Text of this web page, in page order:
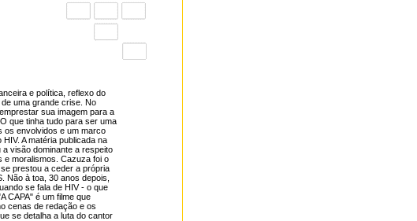
e política, reflexo do
uma grande crise. No
sua imagem para a
que tinha tudo para ser uma
os envolvidos e um marco
A matéria publicada na
visão dominante a respeito
e moralismos. Cazuza foi o
prestou a ceder a própria
Não à toa, 30 anos depois,
se fala de HIV - o que
CAPA" é um filme que
cenas de redação e os
se detalha a luta do cantor